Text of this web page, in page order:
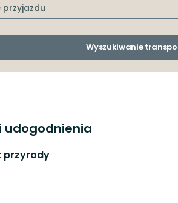
Wyszukiwanie
udogodnienia
przyrody